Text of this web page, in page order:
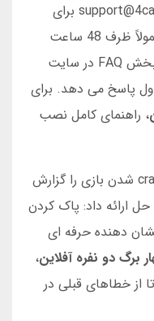
ایمیل فعال است. آدرس support@4cardgame.ir برای
گزارش خطاها استفاده می شود. معمولاً ظرف 48 ساعت
پاسخ داده می شود. همچنین، یک بخش FAQ در سایت
پاسخ می دهد. برای
، راهنمای کامل نصب
در ژانویه 2025، یک کاربر مشکل crash شدن بازی را گزارش
24 ساعت، راه حل ارائه داد: پاک کردن
دهنده حرفه ای
برگ دو نفره آفلاین،
از خطاهای قبلی در